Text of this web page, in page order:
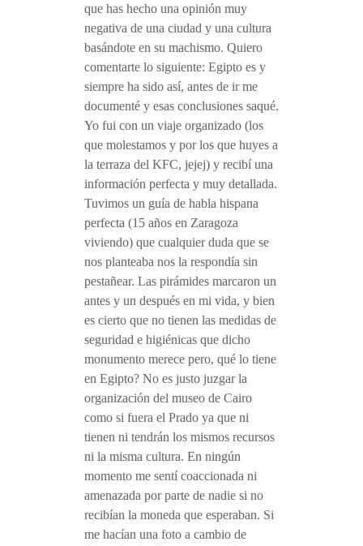
que has hecho una opinión muy
negativa de una ciudad y una cultura
basándote en su machismo. Quiero
comentarte lo siguiente: Egipto es y
siempre ha sido así, antes de ir me
documenté y esas conclusiones saqué.
Yo fui con un viaje organizado (los
que molestamos y por los que huyes a
la terraza del KFC, jejej) y recibí una
información perfecta y muy detallada.
Tuvimos un guía de habla hispana
perfecta (15 años en Zaragoza
viviendo) que cualquier duda que se
nos planteaba nos la respondía sin
pestañear. Las pirámides marcaron un
antes y un después en mi vida, y bien
es cierto que no tienen las medidas de
seguridad e higiénicas que dicho
monumento merece pero, qué lo tiene
en Egipto? No es justo juzgar la
organización del museo de Cairo
como si fuera el Prado ya que ni
tienen ni tendrán los mismos recursos
ni la misma cultura. En ningún
momento me sentí coaccionada ni
amenazada por parte de nadie si no
recibían la moneda que esperaban. Si
me hacían una foto a cambio de